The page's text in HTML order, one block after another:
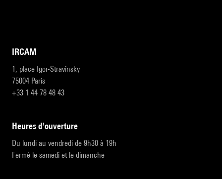
IRCAM
1, place Igor-Stravinsky
75004 Paris
+33 1 44 78 48 43
heures d'ouverture
Du lundi au vendredi de 9h30 à 19h
Fermé le samedi et le dimanche